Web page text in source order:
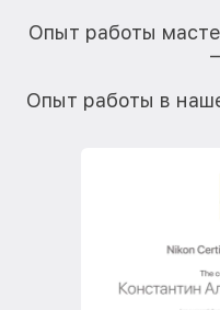
Опыт работы
–
Опыт работы в